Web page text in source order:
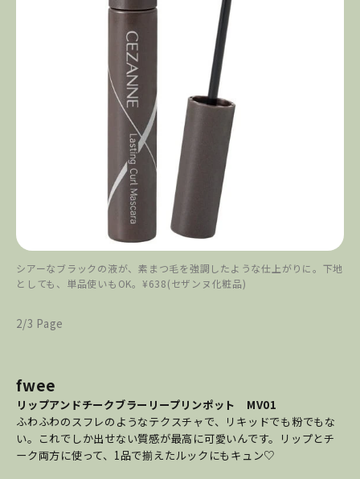
シアーなブラックの液が、素まつ毛を強調したような仕上がりに。下地
としても、単品使いもOK。¥638(セザンヌ化粧品)
2/3 Page
fwee
リップアンドチークブラーリープリンポット MV01
ふわふわのスフレのようなテクスチャで、リキッドでも粉でもな
い。これでしか出せない質感が最高に可愛いんです。リップとチ
ーク両方に使って、1品で揃えたルックにもキュン♡